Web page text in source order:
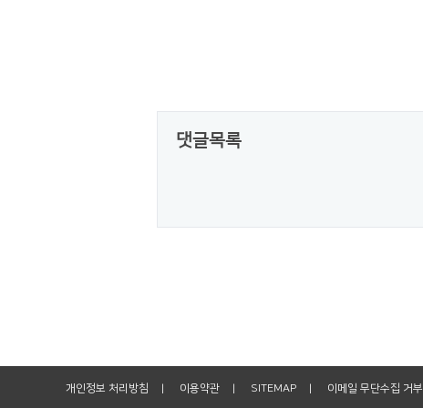
댓글목록
개인정보 처리방침 이용약관 SITEMAP 이메일 무단수집 거부